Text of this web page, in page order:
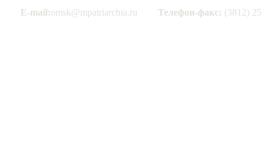
E-mail:omsk@mpatriarchia.ru Телефон-факс: (3812)